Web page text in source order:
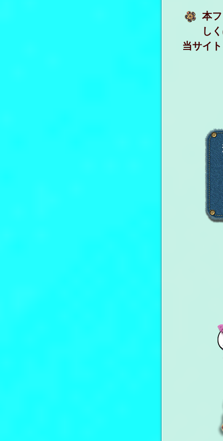
本
し
当サイ